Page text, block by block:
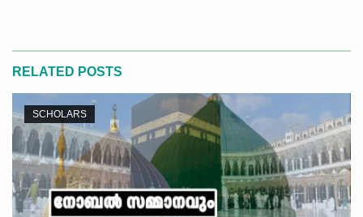
RELATED POSTS
SCHOLARS